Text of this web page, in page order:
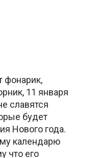
фонарик,
11 января
славятся
будет
Нового года.
календарю
что его